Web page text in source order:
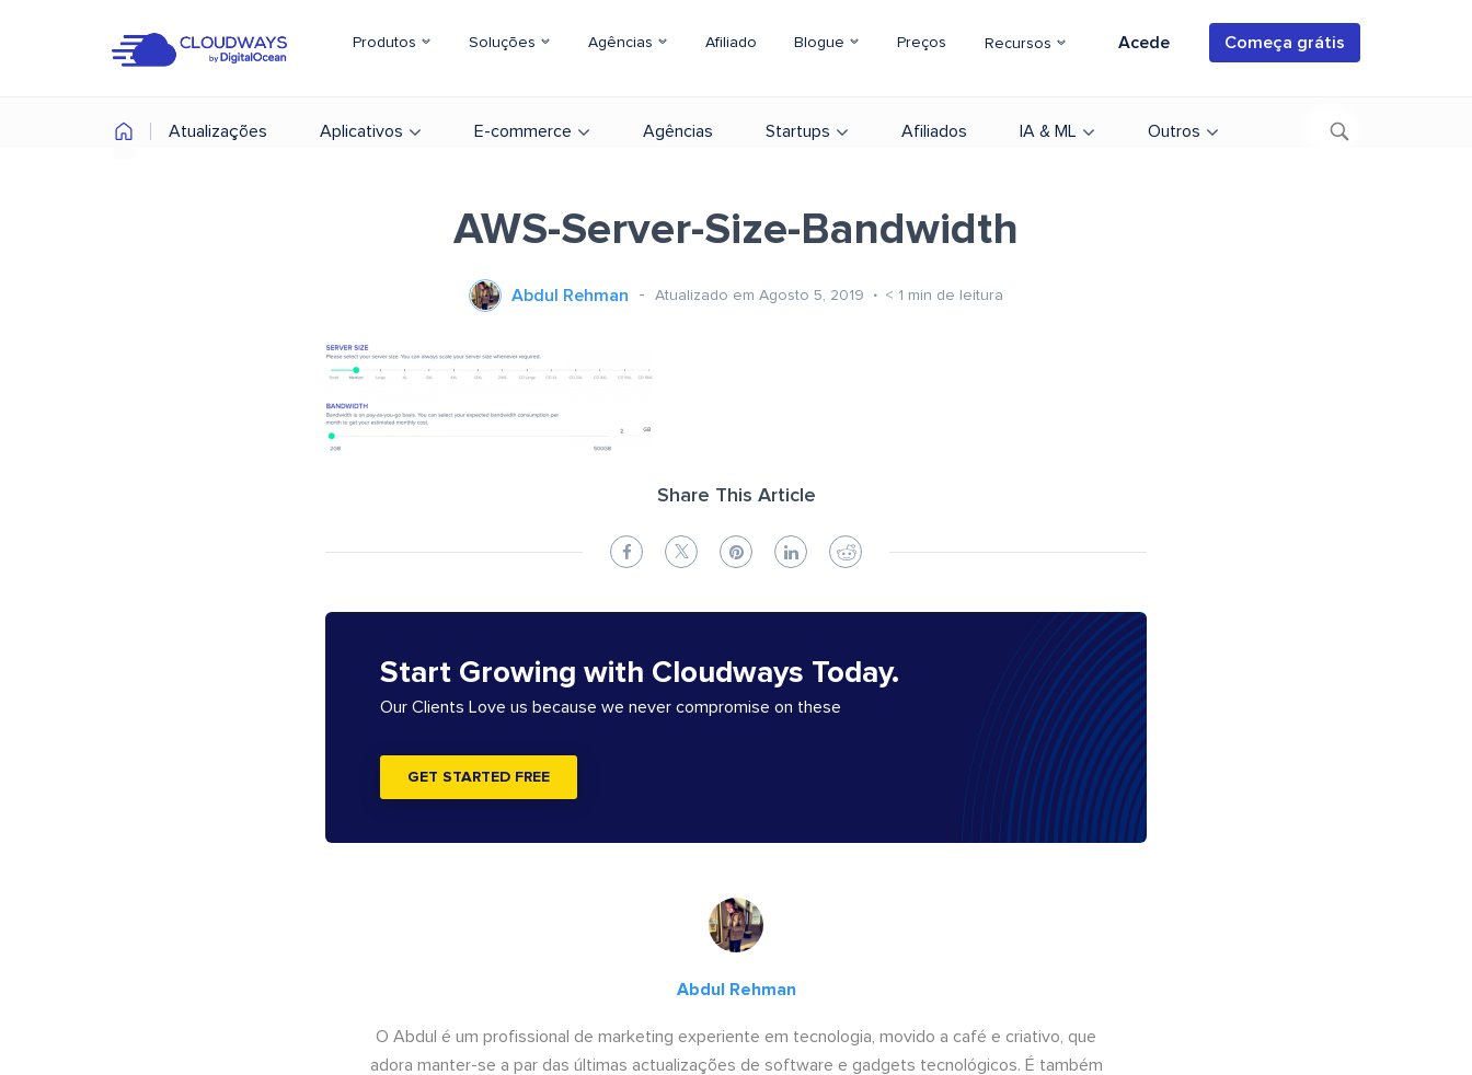
Produtos Soluções Agências Afiliado Blogue Preços Recursos Acede Começa grátis
Atualizações Aplicativos E-commerce Agências Startups Afiliados IA & ML Outros
AWS-Server-Size-Bandwidth
Abdul Rehman Atualizado em Agosto 5, 2019 < 1 min de leitura
Share This Article
Start Growing with Cloudways Today.
Our Clients Love us because we never compromise on these
GET STARTED FREE
Abdul Rehman
O Abdul é um profissional de marketing experiente em tecnologia, movido a café e criativo, que
adora manter-se a par das últimas actualizações de software e gadgets tecnológicos. É também